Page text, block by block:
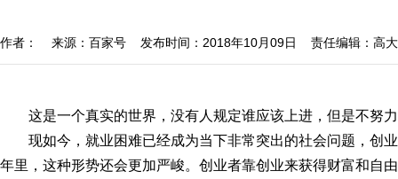
作者： 来源：百家号 发布时间：2018年10月09日 责任编辑：高
这是一个真实的世界，没有人规定谁应该上进，但是不努
现如今，就业困难已经成为当下非常突出的社会问题，创
年里，这种形势还会更加严峻。创业者靠创业来获得财富和自